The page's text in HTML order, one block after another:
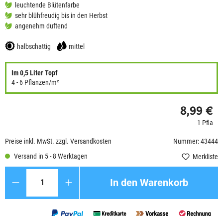
leuchtende Blütenfarbe
sehr blühfreudig bis in den Herbst
angenehm duftend
halbschattig mittel
Im 0,5 Liter Topf
4 - 6 Pflanzen/m²
8,99 €
1 Pfla
Preise inkl. MwSt. zzgl. Versandkosten
Nummer: 43444
Versand in 5 - 8 Werktagen
Merkliste
In den Warenkorb